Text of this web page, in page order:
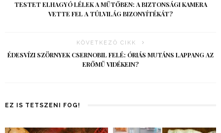
TESTET ELHAGYÓ LÉLEK A MŰTŐBEN: A BIZTONSÁGI KAMERA
VETTE FEL A TÚLVILÁG BIZONYÍTÉKÁT?
KÖVETKEZŐ CIKK
ÉDESVÍZI SZÖRNYEK CSERNOBIL FELÉ: ÓRIÁS MUTÁNS LAPPANG AZ
ERŐMŰ VIDÉKEIN?
EZ IS TETSZENI FOG!